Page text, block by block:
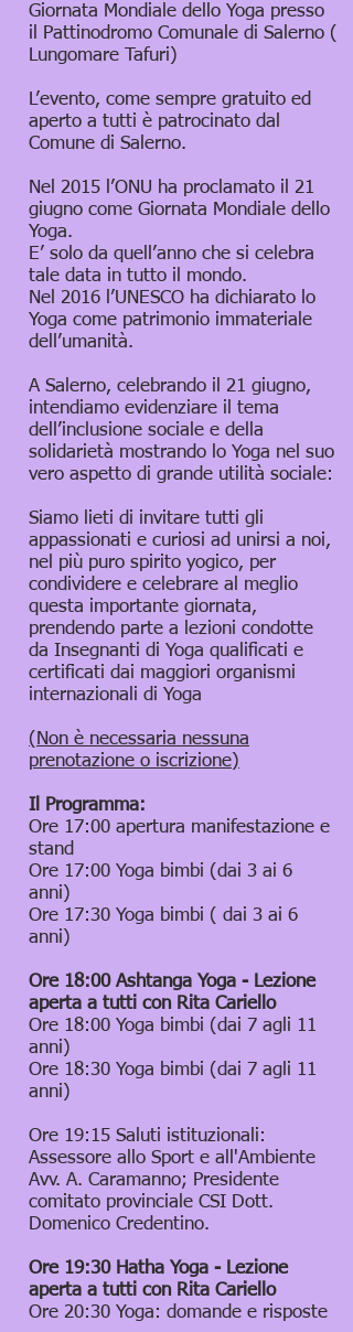
Giornata Mondiale dello Yoga presso
il Pattinodromo Comunale di Salerno (
Lungomare Tafuri)
L’evento, come sempre gratuito ed
aperto a tutti è patrocinato dal
Comune di Salerno.
Nel 2015 l’ONU ha proclamato il 21
giugno come Giornata Mondiale dello
Yoga.
E’ solo da quell’anno che si celebra
tale data in tutto il mondo.
Nel 2016 l’UNESCO ha dichiarato lo
Yoga come patrimonio immateriale
dell’umanità.
A Salerno, celebrando il 21 giugno,
intendiamo evidenziare il tema
dell’inclusione sociale e della
solidarietà mostrando lo Yoga nel suo
vero aspetto di grande utilità sociale:
Siamo lieti di invitare tutti gli
appassionati e curiosi ad unirsi a noi,
nel più puro spirito yogico, per
condividere e celebrare al meglio
questa importante giornata,
prendendo parte a lezioni condotte
da Insegnanti di Yoga qualificati e
certificati dai maggiori organismi
internazionali di Yoga
(Non è necessaria nessuna
prenotazione o iscrizione)
Il Programma:
Ore 17:00 apertura manifestazione e
stand
Ore 17:00 Yoga bimbi (dai 3 ai 6
anni)
Ore 17:30 Yoga bimbi ( dai 3 ai 6
anni)
Ore 18:00 Ashtanga Yoga - Lezione
aperta a tutti con Rita Cariello
Ore 18:00 Yoga bimbi (dai 7 agli 11
anni)
Ore 18:30 Yoga bimbi (dai 7 agli 11
anni)
Ore 19:15 Saluti istituzionali:
Assessore allo Sport e all'Ambiente
Avv. A. Caramanno; Presidente
comitato provinciale CSI Dott.
Domenico Credentino.
Ore 19:30 Hatha Yoga - Lezione
aperta a tutti con Rita Cariello
Ore 20:30 Yoga: domande e risposte